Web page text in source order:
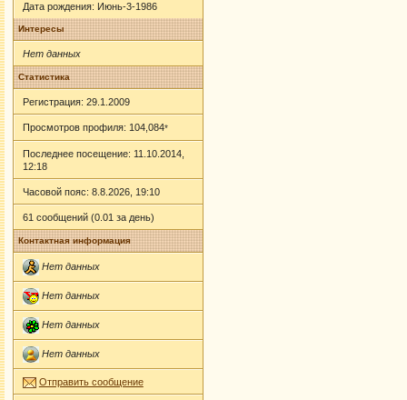
Дата рождения: Июнь-3-1986
Интересы
Нет данных
Статистика
Регистрация: 29.1.2009
Просмотров профиля: 104,084*
Последнее посещение: 11.10.2014,
12:18
Часовой пояс: 8.8.2026, 19:10
61 сообщений (0.01 за день)
Контактная информация
Нет данных
Нет данных
Нет данных
Нет данных
Отправить сообщение